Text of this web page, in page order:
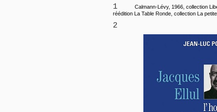
1
Calmann-Lévy, 1966, collection
réédition La Table Ronde, collection La
2